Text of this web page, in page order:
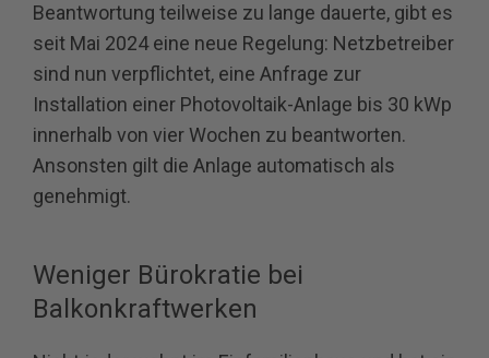
Beantwortung teilweise zu lange dauerte, gibt es
seit Mai 2024 eine neue Regelung: Netzbetreiber
sind nun verpflichtet, eine Anfrage zur
Installation einer Photovoltaik-Anlage bis 30 kWp
innerhalb von vier Wochen zu beantworten.
Ansonsten gilt die Anlage automatisch als
genehmigt.
Weniger Bürokratie bei
Balkonkraftwerken